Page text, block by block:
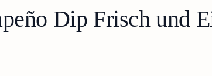
Dip Frisch und